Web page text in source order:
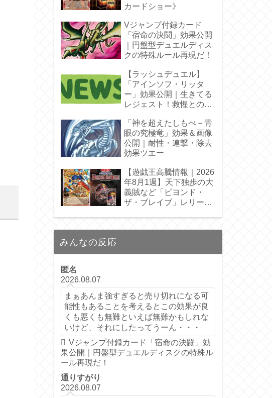
カードショー》
Vジャンプ付録カード
「宿命の決闘」効果公開
｜円盤型デュエルディス
クの特殊ルール再現だ！
【ラッシュデュエル】
「アインソフ・リッタ
ー」効果公開｜生きてる
レジェスト！救惺との相
「神を超えたしもべ－青
眼の究極竜」効果＆画像
公開｜耐性・連撃・除去
効果ツエー
【遊戯王高騰情報｜2026
年8月1週】天下独歩の大
義賊など「ビヨンド・
ザ・ブレイブ」レリーフ
みんなの反応
匿名
2026.08.07
まぁあんま強すぎると売り切れになる可
能性もあることを考えるとこの効果が良
くも悪くも無難といえば無難かもしれな
いけど、それにしたってうーん・・・
Vジャンプ付録カード「宿命の決闘」効
果公開｜円盤型デュエルディスクの特殊ル
ール再現だ！
通りすがり
2026.08.07